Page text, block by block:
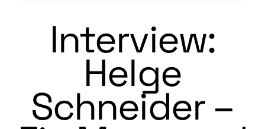
Interview:
Helge
Schneider –